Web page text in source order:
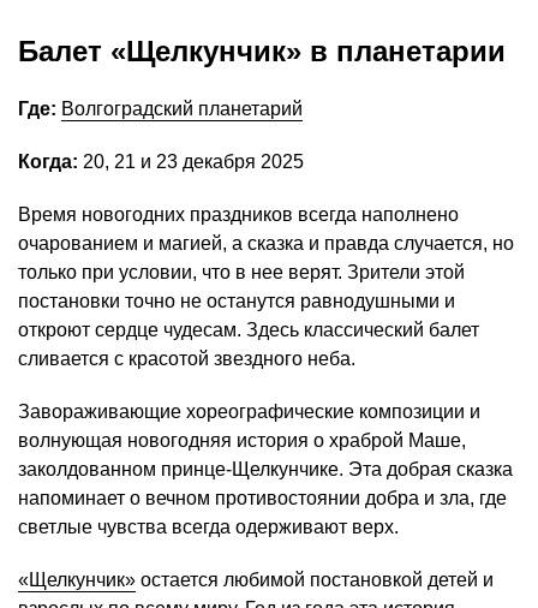
Балет «Щелкунчик» в планетарии
Где: Волгоградский планетарий
Когда: 20, 21 и 23 декабря 2025
Время новогодних праздников всегда наполнено
очарованием и магией, а сказка и правда случается, но
только при условии, что в нее верят. Зрители этой
постановки точно не останутся равнодушными и
откроют сердце чудесам. Здесь классический балет
сливается с красотой звездного неба.
Завораживающие хореографические композиции и
волнующая новогодняя история о храброй Маше,
заколдованном принце-Щелкунчике. Эта добрая сказка
напоминает о вечном противостоянии добра и зла, где
светлые чувства всегда одерживают верх.
«Щелкунчик» остается любимой постановкой детей и